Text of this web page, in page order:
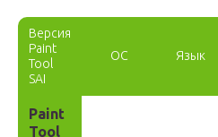
Версия
Paint
Tool
SAI
ОС Язык
Paint
Tool